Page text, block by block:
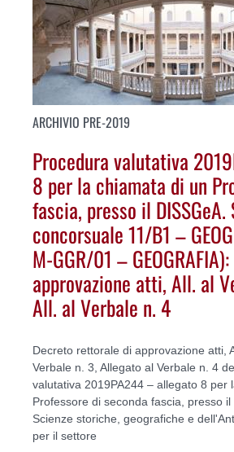
ARCHIVIO PRE-2019
Procedura valutativa
8 per la chiamata di un
fascia, presso il
concorsuale 11/B1 –
M-GGR/01 –
approvazione atti, All. al
All. al Verbale n. 4
Decreto rettorale di approvazione atti,
Verbale n. 3, Allegato al Verbale n. 4
valutativa 2019PA244 – allegato 8 per
Professore di seconda fascia, presso
Scienze storiche, geografiche e
per il settore